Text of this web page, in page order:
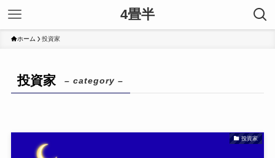
4畳半
ホーム 投資家
投資家 – category –
投資家